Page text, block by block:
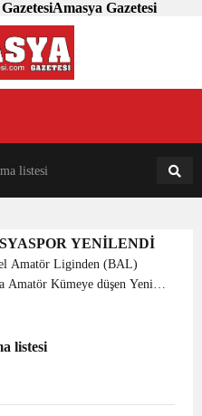
Gazetesi
listesi 18:31
YENİLENDİ
Amatör Liginden (BAL)
Amatör Kümeye düşen Yeni
1968 Futbol Kulübü olarak
listesi